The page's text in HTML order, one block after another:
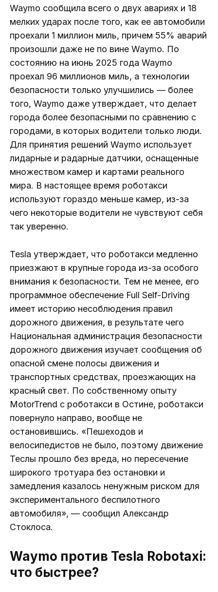
Waymo сообщила всего о двух авариях и 18
мелких ударах после того, как ее автомобили
проехали 1 миллион миль, причем 55% аварий
произошли даже не по вине Waymo. По
состоянию на июнь 2025 года Waymo
проехал 96 миллионов миль, а технологии
безопасности только улучшились — более
того, Waymo даже утверждает, что делает
города более безопасными по сравнению с
городами, в которых водители только люди.
Для принятия решений Waymo использует
лидарные и радарные датчики, оснащенные
множеством камер и картами реального
мира. В настоящее время роботакси
используют гораздо меньше камер, из-за
чего некоторые водители не чувствуют себя
так уверенно.
Tesla утверждает, что роботакси медленно
приезжают в крупные города из-за особого
внимания к безопасности. Тем не менее, его
программное обеспечение Full Self-Driving
имеет историю несоблюдения правил
дорожного движения, в результате чего
Национальная администрация безопасности
дорожного движения изучает сообщения об
опасной смене полосы движения и
транспортных средствах, проезжающих на
красный свет. По собственному опыту
MotorTrend с роботакси в Остине, роботакси
повернуло направо, вообще не
остановившись. «Пешеходов и
велосипедистов не было, поэтому движение
Теслы прошло без вреда, но пересечение
широкого тротуара без остановки и
замедления казалось ненужным риском для
экспериментального беспилотного
автомобиля», — сообщил Александр
Стоклоса.
Waymo против Tesla Robotaxi:
что быстрее?